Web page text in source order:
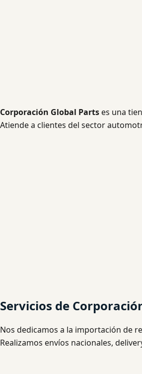
Corporación Global Partses una
Atiende a clientes del sector
Servicios de
Nos dedicamos a la importación de
Realizamos envíos nacionales,